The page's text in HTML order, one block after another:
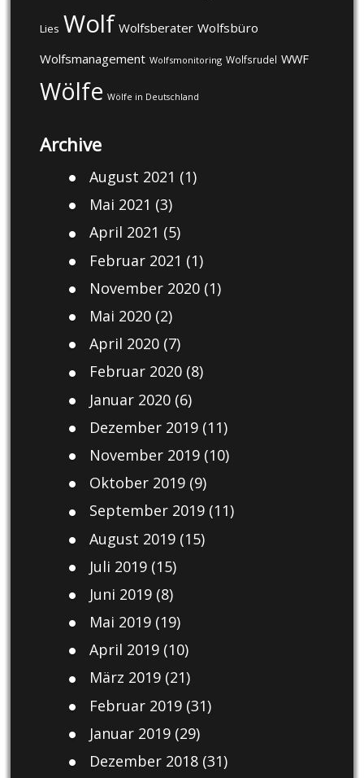
Lies Wolf Wolfsberater Wolfsbüro
Wolfsmanagement Wolfsmonitoring Wolfsrudel WWF
Wölfe Wölfe in Deutschland
Archive
August 2021 (1)
Mai 2021 (3)
April 2021 (5)
Februar 2021 (1)
November 2020(1)
Mai 2020(2)
April 2020(7)
Februar 2020(8)
Januar 2020(6)
Dezember 2019(11)
November 2019(10)
Oktober 2019(9)
September 2019(11)
August 2019(15)
Juli 2019(15)
Juni 2019(8)
Mai 2019(19)
April 2019(10)
März 2019(21)
Februar 2019(31)
Januar 2019(29)
Dezember 2018(31)